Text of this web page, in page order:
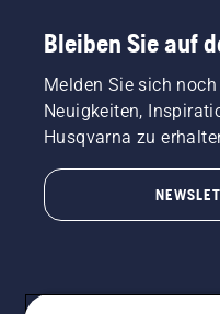
Bleiben Sie auf
Melden Sie sich
Neuigkeiten,
Husqvarna zu